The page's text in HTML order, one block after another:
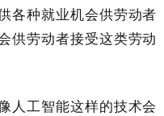
各种就业机会供劳动者
供劳动者接受这类劳动
人工智能这样的技术会